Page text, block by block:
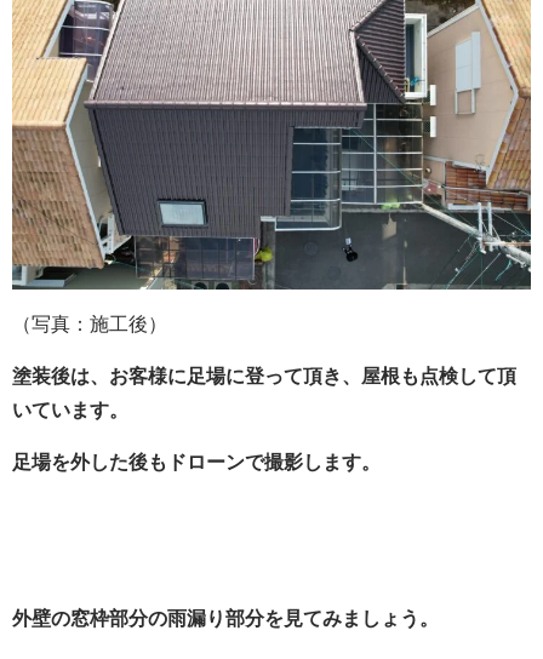
（写真：施工後）
塗装後は、お客様に足場に登って頂き、屋根も点検して頂
いています。
足場を外した後もドローンで撮影します。
外壁の窓枠部分の雨漏り部分を見てみましょう。